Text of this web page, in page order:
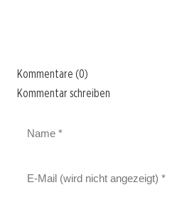
Kommentare (0)
Kommentar schreiben